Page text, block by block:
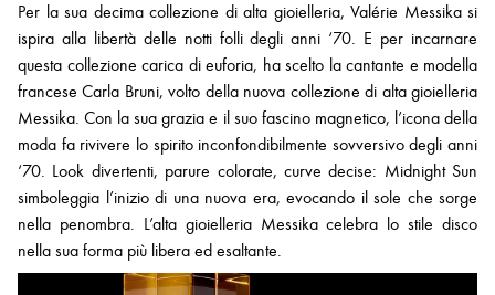
Per la sua decima collezione di alta gioielleria, Valérie Messika si
ispira alla libertà delle notti folli degli anni ‘70. E per incarnare
questa collezione carica di euforia, ha scelto la cantante e modella
francese Carla Bruni, volto della nuova collezione di alta gioielleria
Messika. Con la sua grazia e il suo fascino magnetico, l’icona della
moda fa rivivere lo spirito inconfondibilmente sovversivo degli anni
‘70. Look divertenti, parure colorate, curve decise: Midnight Sun
simboleggia l’inizio di una nuova era, evocando il sole che sorge
nella penombra. L’alta gioielleria Messika celebra lo stile disco
nella sua forma più libera ed esaltante.